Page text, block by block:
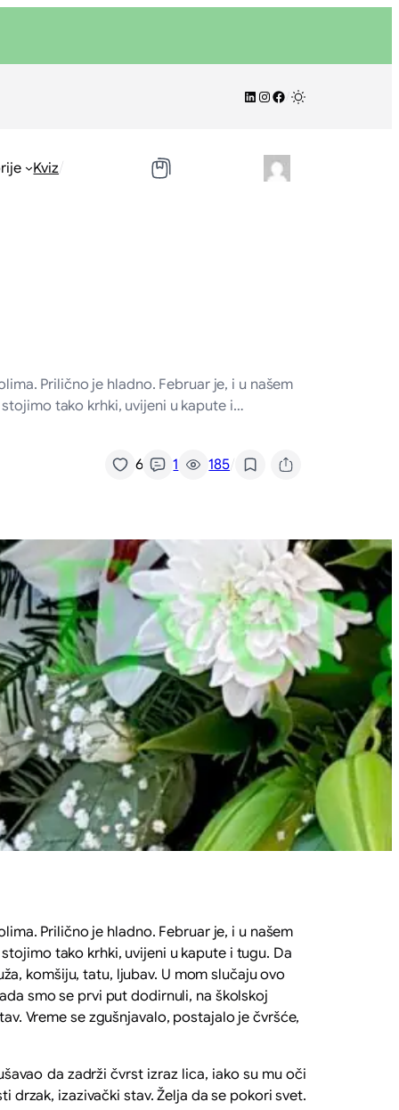
LinkedIn
Instagram
Facebook
Kviz/
Prilično je hladno. Februar je, i u našem
tako krhki, uvijeni u kapute i…
6 1 185/
Prilično je hladno. Februar je, i u našem
tako krhki, uvijeni u kapute i tugu. Da
komšiju, tatu, ljubav. U mom slučaju ovo
smo se prvi put dodirnuli, na školskoj
Vreme se zgušnjavalo, postajalo je čvršće,
da zadrži čvrst izraz lica, iako su mu oči
drzak, izazivački stav. Želja da se pokori svet.